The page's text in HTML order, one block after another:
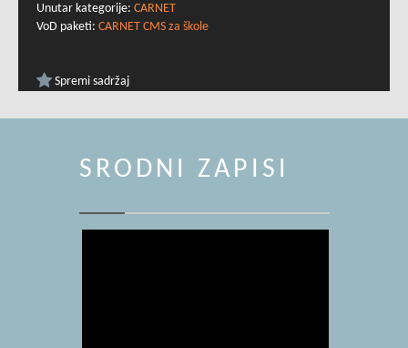
Unutar kategorije: CARNET
VoD paketi: CARNET CMS za škole
Spremi sadržaj
SRODNI ZAPISI